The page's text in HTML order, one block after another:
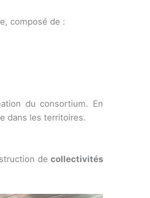
composé de :
du consortium. En
dans les territoires.
de collectivités